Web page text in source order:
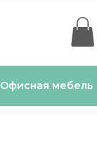
Офисная мебель